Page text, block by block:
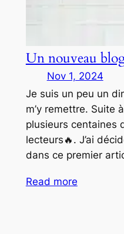
Un nouveau
Nov 1, 2024
Je suis un peu un
m’y remettre. Suite
plusieurs centaines
lecteurs🔥. J’ai
dans ce premier
Read more